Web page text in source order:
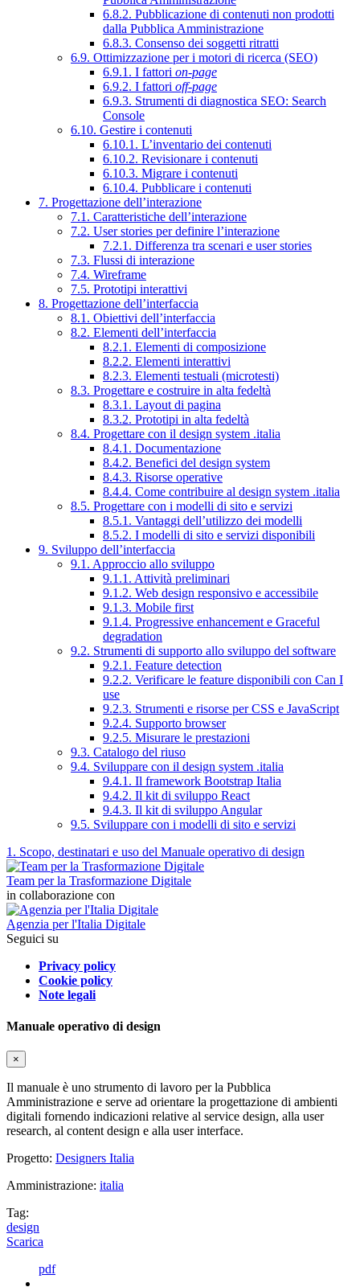
6.8.2. Pubblicazione di contenuti non prodotti
dalla Pubblica Amministrazione
6.8.3. Consenso dei soggetti ritratti
6.9. Ottimizzazione per i motori di ricerca (SEO)
6.9.1. I fattori on-page
6.9.2. I fattori off-page
6.9.3. Strumenti di diagnostica SEO: Search
Console
6.10. Gestire i contenuti
6.10.1. L’inventario dei contenuti
6.10.2. Revisionare i contenuti
6.10.3. Migrare i contenuti
6.10.4. Pubblicare i contenuti
7. Progettazione dell’interazione
7.1. Caratteristiche dell’interazione
7.2. User stories per definire l’interazione
7.2.1. Differenza tra scenari e user stories
7.3. Flussi di interazione
7.4. Wireframe
7.5. Prototipi interattivi
8. Progettazione dell’interfaccia
8.1. Obiettivi dell’interfaccia
8.2. Elementi dell’interfaccia
8.2.1. Elementi di composizione
8.2.2. Elementi interattivi
8.2.3. Elementi testuali (microtesti)
8.3. Progettare e costruire in alta fedeltà
8.3.1. Layout di pagina
8.3.2. Prototipi in alta fedeltà
8.4. Progettare con il design system .italia
8.4.1. Documentazione
8.4.2. Benefici del design system
8.4.3. Risorse operative
8.4.4. Come contribuire al design system .italia
8.5. Progettare con i modelli di sito e servizi
8.5.1. Vantaggi dell’utilizzo dei modelli
8.5.2. I modelli di sito e servizi disponibili
9. Sviluppo dell’interfaccia
9.1. Approccio allo sviluppo
9.1.1. Attività preliminari
9.1.2. Web design responsivo e accessibile
9.1.3. Mobile first
9.1.4. Progressive enhancement e Graceful
degradation
9.2. Strumenti di supporto allo sviluppo del software
9.2.1. Feature detection
9.2.2. Verificare le feature disponibili con Can I
use
9.2.3. Strumenti e risorse per CSS e JavaScript
9.2.4. Supporto browser
9.2.5. Misurare le prestazioni
9.3. Catalogo del riuso
9.4. Sviluppare con il design system .italia
9.4.1. Il framework Bootstrap Italia
9.4.2. Il kit di sviluppo React
9.4.3. Il kit di sviluppo Angular
9.5. Sviluppare con i modelli di sito e servizi
1. Scopo, destinatari e uso del Manuale operativo di design
Team per la Trasformazione Digitale
in collaborazione con
Agenzia per l'Italia Digitale
Seguici su
Privacy policy
Cookie policy
Note legali
Manuale operativo di design
×
Il manuale è uno strumento di lavoro per la Pubblica
Amministrazione e serve ad orientare la progettazione di ambienti
digitali fornendo indicazioni relative al service design, alla user
research, al content design e alla user interface.
Progetto: Designers Italia
Amministrazione: italia
Tag:
design
Scarica
pdf